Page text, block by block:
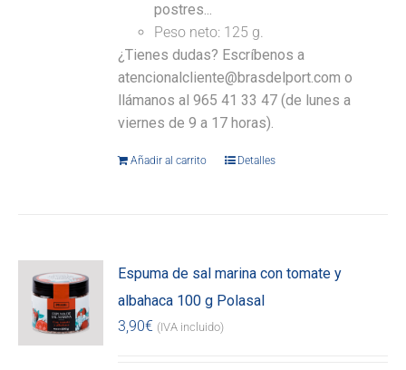
postres...
Peso neto: 125 g.
¿Tienes dudas? Escríbenos a
atencionalcliente@brasdelport.com o
llámanos al 965 41 33 47 (de lunes a
viernes de 9 a 17 horas).
Añadir al carrito Detalles
Espuma de sal marina con tomate y
albahaca 100 g Polasal
3,90€ (IVA incluido)